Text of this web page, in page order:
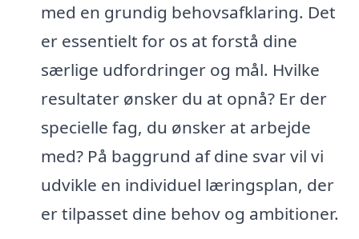
med en grundig behovsafklaring. Det
er essentielt for os at forstå dine
særlige udfordringer og mål. Hvilke
resultater ønsker du at opnå? Er der
specielle fag, du ønsker at arbejde
med? På baggrund af dine svar vil vi
udvikle en individuel læringsplan, der
er tilpasset dine behov og ambitioner.